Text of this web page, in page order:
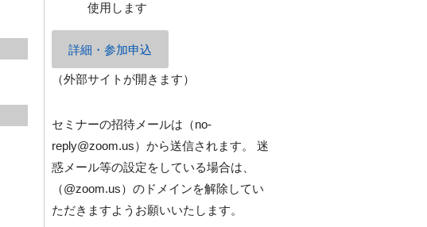
使用します
詳細・参加申込
（外部サイトが開きます）
セミナーの招待メールは（no-
reply@zoom.us）から送信されます。 迷
惑メール等の設定をしている場合は、
（@zoom.us）のドメインを解除してい
ただきますようお願いいたします。